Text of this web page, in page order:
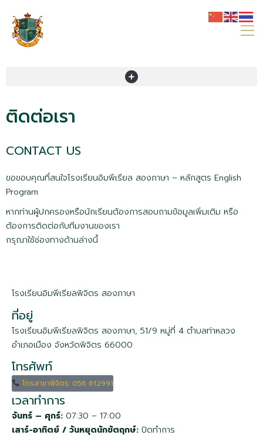
ติดต่อเรา
CONTACT US
ขอขอบคุณที่สนใจโรงเรียนอิมพีเรียล สองภาษา – หลักสูตร English
Program
หากท่านผู้ปกครองหรือนักเรียนต้องการสอบถามข้อมูลเพิ่มเติม หรือ
ต้องการติดต่อกับทีมงานของเรา
กรุณาใช้ช่องทางด้านล่างนี้
โรงเรียนอิมพีเรียลพิจิตร สองภาษา
ที่อยู่
โรงเรียนอิมพีเรียลพิจิตร สองภาษา, 51/9 หมู่ที่ 4 ตำบลท่าหลวง
อำเภอเมือง จังหวัดพิจิตร 66000
โทรศัพท์
โทรสาขาพิจิตร: 056 612991
เวลาทำการ
จันทร์ – ศุกร์: 07:30 – 17:00
เสาร์-อาทิตย์ / วันหยุดนักขัตฤกษ์: ปิดทำการ